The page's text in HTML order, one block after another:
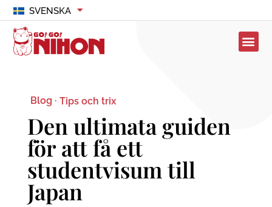
SVENSKA
Blog · Tips och trix
Den ultimata guiden
för att få ett
studentvisum till
Japan